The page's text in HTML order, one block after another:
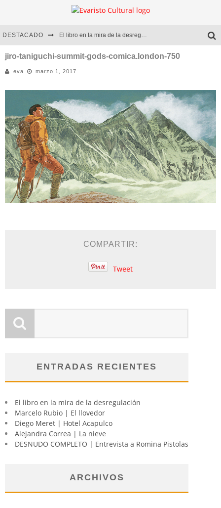
DESTACADO El libro en la mira de la desregulación
Marcelo Rubio | El llovedor
Diego Meret | Hotel Acapulco
jiro-taniguchi-summit-gods-comica.london-750
eva marzo 1, 2017
COMPARTIR:
Tweet
ENTRADAS RECIENTES
El libro en la mira de la desregulación
Marcelo Rubio | El llovedor
Diego Meret | Hotel Acapulco
Alejandra Correa | La nieve
DESNUDO COMPLETO | Entrevista a Romina Pistolas
ARCHIVOS